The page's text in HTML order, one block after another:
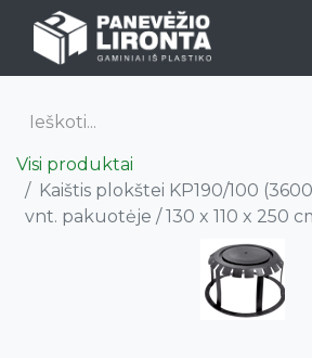
Visi produktai
Kaištis plokštei KP190/100
vnt. pakuotėje / 130 x 110 x 250